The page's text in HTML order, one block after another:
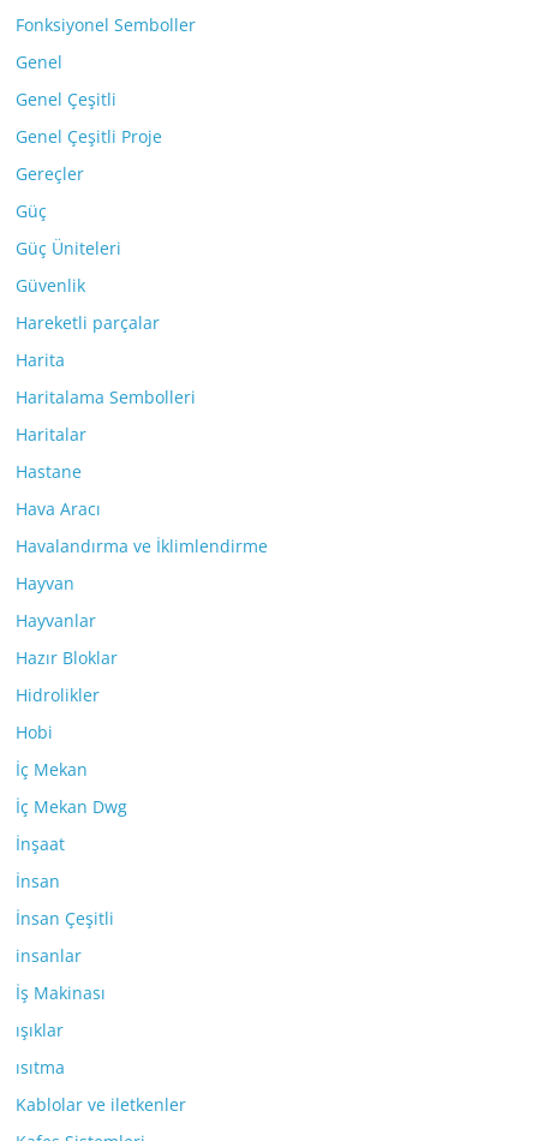
Fonksiyonel Semboller
Genel
Genel Çeşitli
Genel Çeşitli Proje
Gereçler
Güç
Güç Üniteleri
Güvenlik
Hareketli parçalar
Harita
Haritalama Sembolleri
Haritalar
Hastane
Hava Aracı
Havalandırma ve İklimlendirme
Hayvan
Hayvanlar
Hazır Bloklar
Hidrolikler
Hobi
İç Mekan
İç Mekan Dwg
İnşaat
İnsan
İnsan Çeşitli
insanlar
İş Makinası
ışıklar
ısıtma
Kablolar ve iletkenler